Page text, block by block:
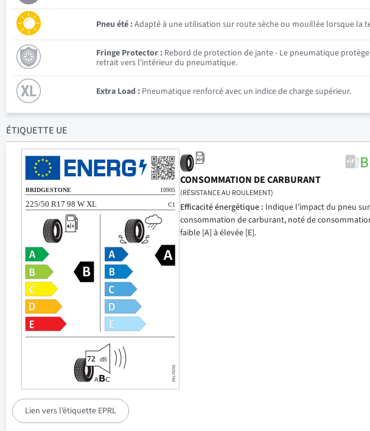
Pneu été :Adapté à une utilisation sur route sèche ou mouillée lorsque la
Fringe Protector : Rebord de protection de jante - Le pneumatique
retrait vers l'intérieur du pneumatique.
Extra Load : Pneumatique renforcé avec un indice de charge supérieur.
ÉTIQUETTE UE
CONSOMMATION DE CARBURANT
(RÉSISTANCE AU ROULEMENT)
Efficacité énergétique : Indique l’impact du pneu
consommation de carburant, noté de
faible [A] à élevée [E].
Lien vers l’étiquette EPRL